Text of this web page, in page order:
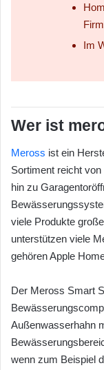
Im
Wer ist
Meross ist ein
Sortiment reicht
hin zu
viele Produkte
unterstützen viele
gehören Apple
Der Meross Smart
Außenwasserhahn
wenn zum Beispiel